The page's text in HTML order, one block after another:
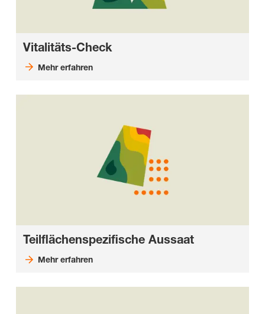
Vitalitäts-Check
Mehr erfahren
Teilflächenspezifische Aussaat
Mehr erfahren